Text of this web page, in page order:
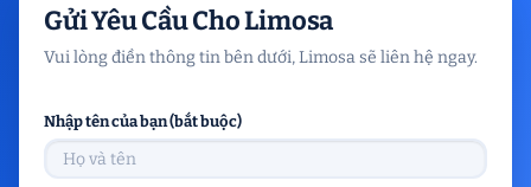
Gửi Yêu Cầu Cho Limosa
Vui lòng điền thông tin bên dưới, Limosa sẽ liên hệ ngay.
Nhập tên của bạn (bắt buộc)